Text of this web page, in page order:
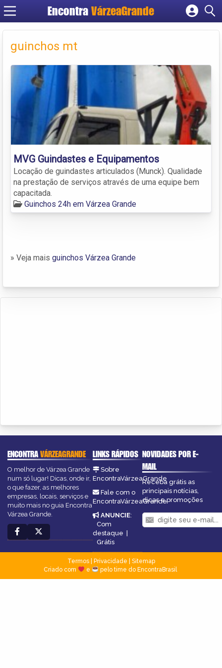
Encontra VárzeaGrande
Cadastrar empresa
guinchos mt
MVG Guindastes e Equipamentos
Locação de guindastes articulados (Munck). Qualidade
na prestação de serviços através de uma equipe bem
capacitada.
Guinchos 24h em Várzea Grande
» Veja mais guinchos Várzea Grande
ENCONTRAVÁRZEAGRANDE
O melhor de Várzea Grande
num só lugar! Dicas, onde ir,
o que fazer, as melhores
empresas, locais, serviços e
muito mais no guia Encontra
Várzea Grande.
LINKS RÁPIDOS
Sobre
EncontraVárzeaGrande
Fale com o
EncontraVárzeaGrande
ANUNCIE:
Com
destaque |
Grátis
NOVIDADES POR E-
MAIL
Receba grátis as
principais notícias,
dicas e promoções
Termos| Privacidade
Sitemap
Criado com
e pelo time do EncontraBrasil